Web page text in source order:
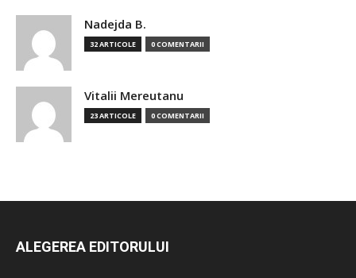
Nadejda B.
32 ARTICOLE 0 COMENTARII
Vitalii Mereutanu
23 ARTICOLE 0 COMENTARII
ALEGEREA EDITORULUI